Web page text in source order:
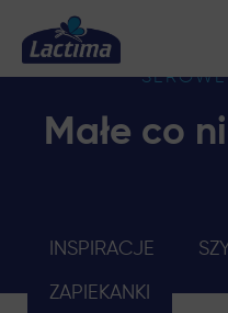
Małe co
INSPIRACJE
ZAPIEKANKI